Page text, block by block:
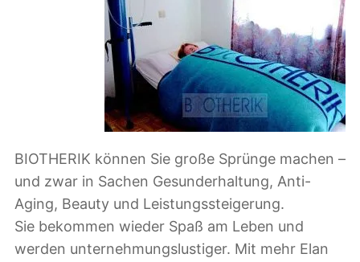
BIOTHERIK können Sie große Sprünge machen –
und zwar in Sachen Gesunderhaltung, Anti-
Aging, Beauty und Leistungssteigerung.
Sie bekommen wieder Spaß am Leben und
werden unternehmungslustiger. Mit mehr Elan